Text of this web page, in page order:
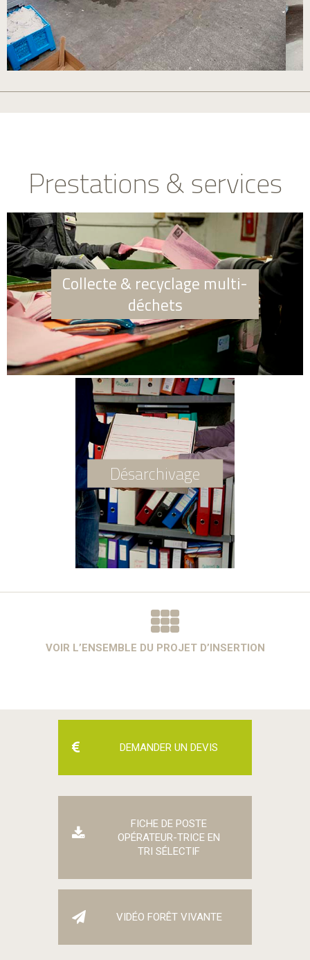
DEMANDER UN DEVIS
FICHE DE POSTE
OPÉRATEUR-TRICE EN
TRI SÉLECTIF
VIDÉO FORÊT VIVANTE
Prestations & services
Collecte & recyclage multi-
déchets
Désarchivage
VOIR L’ENSEMBLE DU PROJET D’INSERTION